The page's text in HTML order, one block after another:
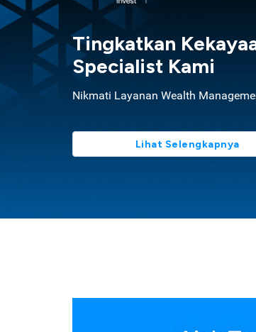
Tingkatkan
Specialist Kami
Nikmati Layanan Wealth
Lihat Selengkapnya